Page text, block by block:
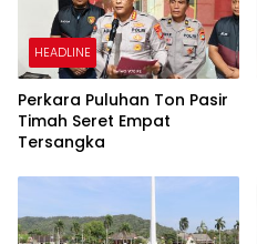
HEADLINE
Perkara Puluhan Ton Pasir
Timah Seret Empat
Tersangka